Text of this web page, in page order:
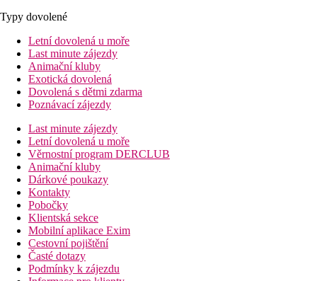
Typy dovolené
Letní dovolená u moře
Last minute zájezdy
Animační kluby
Exotická dovolená
Dovolená s dětmi zdarma
Poznávací zájezdy
Last minute zájezdy
Letní dovolená u moře
Věrnostní program DERCLUB
Animační kluby
Dárkové poukazy
Kontakty
Pobočky
Klientská sekce
Mobilní aplikace Exim
Cestovní pojištění
Časté dotazy
Podmínky k zájezdu